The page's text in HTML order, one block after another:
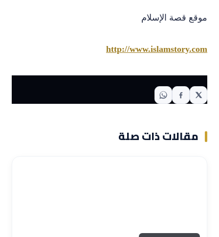
موقع قصة الإسلام
http://www.islamstory.com
مقالات ذات صلة